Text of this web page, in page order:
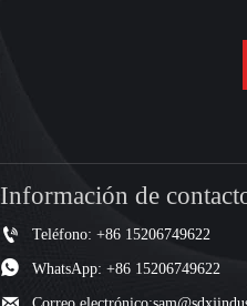
Información de
 Teléfono: +86 15206749622
 WhatsApp: +86 15206749622